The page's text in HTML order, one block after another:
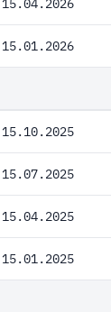
15.04.2026
15.01.2026
15.10.2025
15.07.2025
15.04.2025
15.01.2025